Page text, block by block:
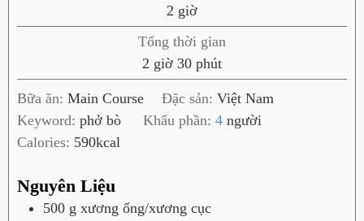
t
2 g
i
giờ
Tổng thời gian
2 g
i
giờ 30p
h
ú
t
phút
Bữa ăn: Main Course Đặc sản:Việt Nam
Keyword: phở bò Khẩu phần:4 người
Calories: 590kcal
Nguyên Liệu
500 g xương ống/xương cục